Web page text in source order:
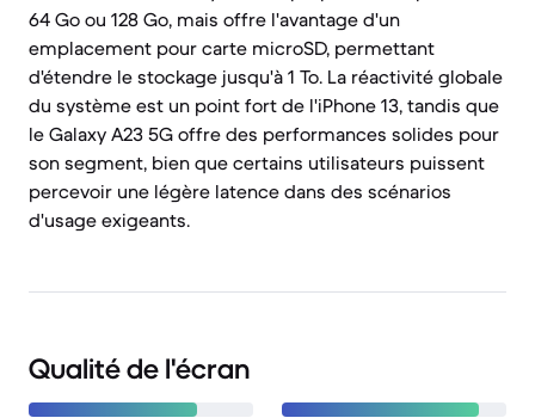
64 Go ou 128 Go, mais offre l'avantage d'un
emplacement pour carte microSD, permettant
d'étendre le stockage jusqu'à 1 To. La réactivité globale
du système est un point fort de l'iPhone 13, tandis que
le Galaxy A23 5G offre des performances solides pour
son segment, bien que certains utilisateurs puissent
percevoir une légère latence dans des scénarios
d'usage exigeants.
Qualité de l'écran